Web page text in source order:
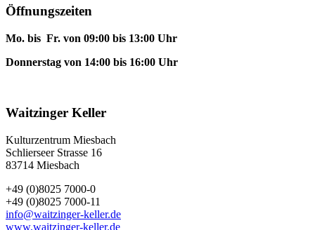
Öffnungszeiten
Mo. bis Fr. von 09:00 bis 13:00 Uhr
Donnerstag von 14:00 bis 16:00 Uhr
Waitzinger Keller
Kulturzentrum Miesbach
Schlierseer Strasse 16
83714 Miesbach
+49 (0)8025 7000-0
+49 (0)8025 7000-11
info@waitzinger-keller.de
www.waitzinger-keller.de